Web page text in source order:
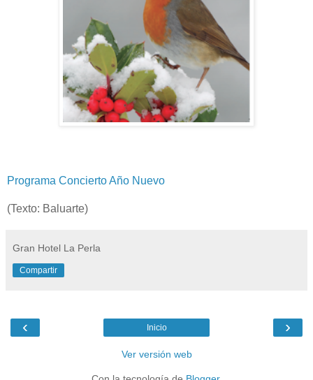
Programa Concierto Año Nuevo
(Texto: Baluarte)
Gran Hotel La Perla
Compartir
‹ ›
Inicio
Ver versión web